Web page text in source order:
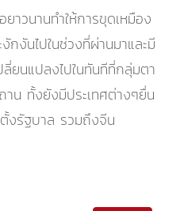
าวนานทำให้การขุดเหมือง
งันไปในช่วงที่ผ่านมาและมี
ยนแปลงไปในทันทีที่กลุ่มตา
น ทั้งยังมีประเทศต่างๆยื่น
งรัฐบาล รวมถึงจีน